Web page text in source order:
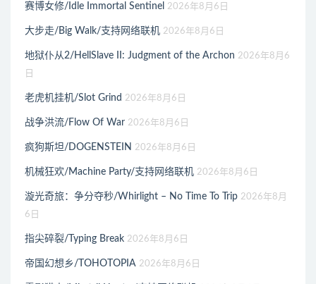
赛博女修/Idle Immortal Sentinel 2026年8月6日
大步走/Big Walk/支持网络联机 2026年8月6日
地狱仆从2/HellSlave II: Judgment of the Archon 2026年8月6
日
老虎机挂机/Slot Grind 2026年8月6日
战争洪流/Flow Of War 2026年8月6日
疯狗斯坦/DOGENSTEIN 2026年8月6日
机械狂欢/Machine Party/支持网络联机 2026年8月6日
漩光奇旅：争分夺秒/Whirlight – No Time To Trip 2026年8月
6日
指尖碎裂/Typing Break 2026年8月6日
帝国幻想乡/TOHOTOPIA 2026年8月6日